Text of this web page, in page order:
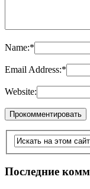
Name:*
Email Address:*
Website:
Последние